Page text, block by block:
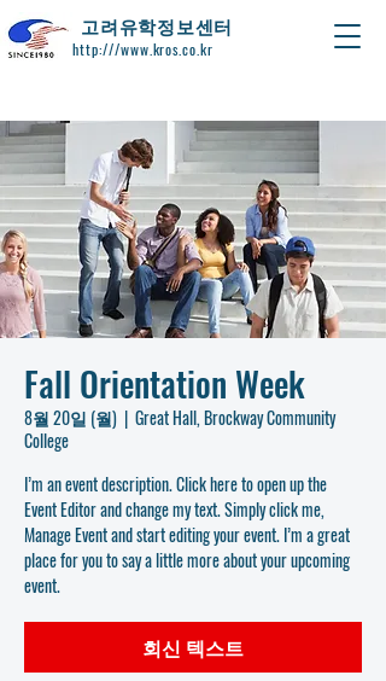
​고려유학정보센터
http:///www.kros.co.kr
Fall Orientation Week
8월 20일 (월)
  |
Great Hall, Brockway Community
College
I’m an event description. Click here to open up the
Event Editor and change my text. Simply click me,
Manage Event and start editing your event. I’m a great
place for you to say a little more about your upcoming
event.
회신 텍스트